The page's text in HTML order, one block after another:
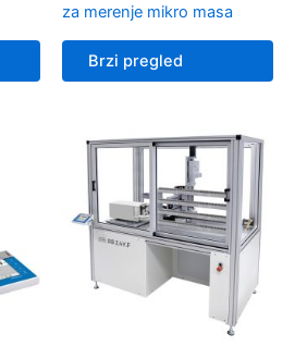
za merenje mikro masa
Brzi pregled